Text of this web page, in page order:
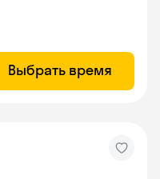
Выбрать время